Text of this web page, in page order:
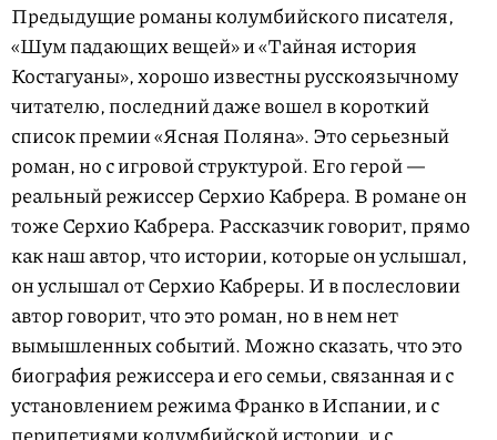
Предыдущие романы колумбийского писателя,
«Шум падающих вещей» и «Тайная история
Костагуаны», хорошо известны русскоязычному
читателю, последний даже вошел в короткий
список премии «Ясная Поляна». Это серьезный
роман, но с игровой структурой. Его герой —
реальный режиссер Серхио Кабрера. В романе он
тоже Серхио Кабрера. Рассказчик говорит, прямо
как наш автор, что истории, которые он услышал,
он услышал от Серхио Кабреры. И в послесловии
автор говорит, что это роман, но в нем нет
вымышленных событий. Можно сказать, что это
биография режиссера и его семьи, связанная и с
установлением режима Франко в Испании, и с